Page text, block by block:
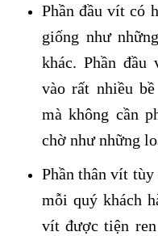
Phần đầu vít có
giống như
khác. Phần
vào rất nhiều
mà không cần
chờ như những
Phần thân vít tùy
mỗi quý khách
vít được tiện